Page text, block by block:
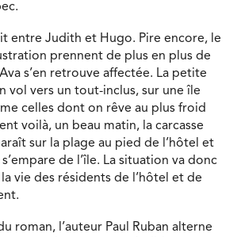
entre Judith et Hugo. Pire encore, le
prennent de plus en plus de
s’en retrouve affectée. La petite
vol vers un tout-inclus, sur une île
celles dont on rêve au plus froid
voilà, un beau matin, la carcasse
sur la plage au pied de l’hôtel et
de l’île. La situation va donc
vie des résidents de l’hôtel et de
roman, l’auteur Paul Ruban alterne